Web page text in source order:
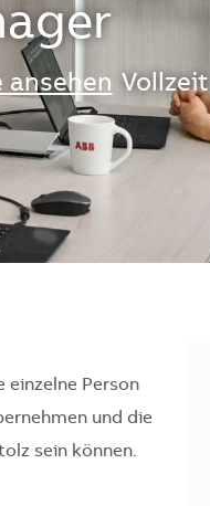
ansehen Vollzeit
Person
und die
sein können.